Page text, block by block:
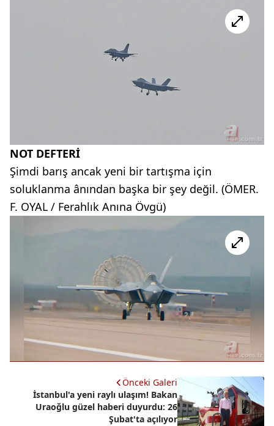
NOT DEFTERİ
Şimdi barış ancak yeni bir tartışma için
soluklanma ânından başka bir şey değil. (ÖMER.
F. OYAL / Ferahlık Anına Övgü)
Önceki Galeri
İstanbul'a yeni raylı ulaşım! Bakan
Uraoğlu güzel haberi duyurdu: 26
Şubat'ta açılıyor